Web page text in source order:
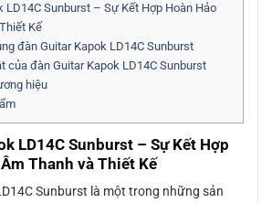
LD14C Sunburst – Sự Kết Hợp Hoàn Hảo
Kế
đàn Guitar Kapok LD14C Sunburst
của đàn Guitar Kapok LD14C Sunburst
hiệu
LD14C Sunburst – Sự Kết Hợp
Thanh và Thiết Kế
Sunburst là một trong những sản